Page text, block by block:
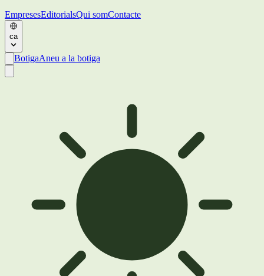
EmpresesEditorialsQui somContacte
ca
BotigaAneu a la botiga